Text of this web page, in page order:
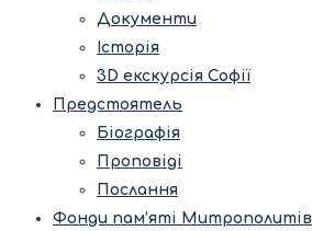
Документи
Історія
3D екскурсія Софії
Предстоятель
Біографія
Проповіді
Послання
Фонди пам’яті Митрополитів